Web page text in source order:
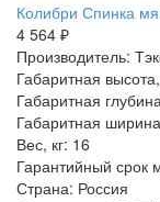
Колибри Спинка
4 564 ₽
Производитель:
Габаритная
Габаритная
Габаритная
Вес, кг: 16
Гарантийный срок
Страна: Россия